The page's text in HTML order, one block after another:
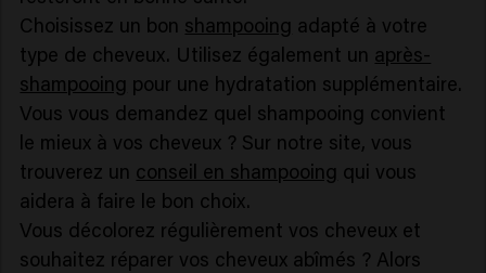
Choisissez un bon shampooing adapté à votre
type de cheveux. Utilisez également un après-
shampooing pour une hydratation supplémentaire.
Vous vous demandez quel shampooing convient
le mieux à vos cheveux ? Sur notre site, vous
trouverez un conseil en shampooing qui vous
aidera à faire le bon choix.
Vous décolorez régulièrement vos cheveux et
souhaitez réparer vos cheveux abîmés ? Alors